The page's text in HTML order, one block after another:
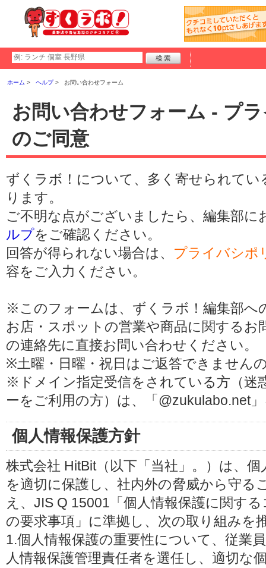
ホーム ヘルプ お問い合わせフォーム
お問い合わせフォーム - プ
のご同意
ずくラボ！について、多く寄せられてい
ります。
ご不明な点がございましたら、編集部
ルプをご確認ください。
回答が得られない場合は、 プライバシポ
容をご入力ください。
※このフォームは、ずくラボ！編集部へ
お店・スポットの営業や商品に関する
の連絡先に直接お問い合わせください。
※土曜・日曜・祝日はご返答できません
※ドメイン指定受信をされている方（迷
ーをご利用の方）は、「@zukulabo.net
個人情報保護方針
株式会社 HitBit（以下「当社」。）は、
を適切に保護し、社内外の脅威から守る
え、JIS Q 15001「個人情報保護に関す
の要求事項」に準拠し、次の取り組みを
1.個人情報保護の重要性について、従業
人情報保護管理責任者を選任し、適切な